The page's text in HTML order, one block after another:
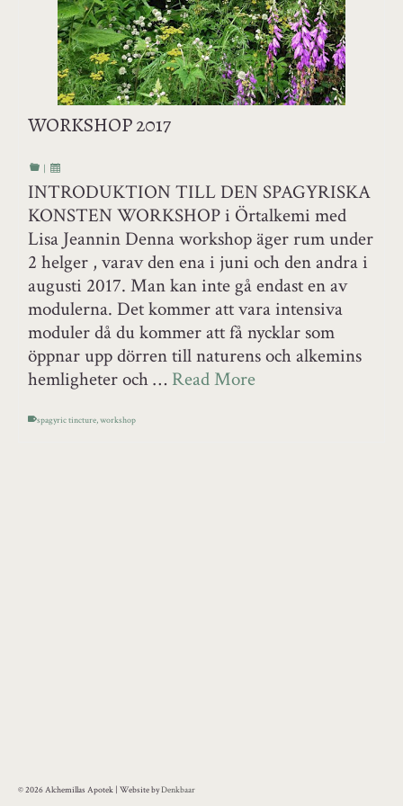
WORKSHOP 2017
INTRODUKTION TILL DEN SPAGYRISKA
KONSTEN WORKSHOP i Örtalkemi med
Lisa Jeannin Denna workshop äger rum under
2 helger , varav den ena i juni och den andra i
augusti 2017. Man kan inte gå endast en av
modulerna. Det kommer att vara intensiva
moduler då du kommer att få nycklar som
öppnar upp dörren till naturens och alkemins
hemligheter och … Read More
spagyric tincture,workshop
© 2026 Alchemillas Apotek | Website byDenkbaar